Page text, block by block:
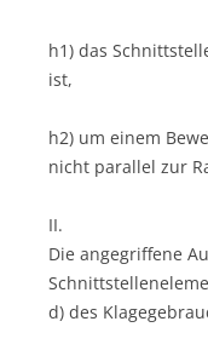
h1) das
ist,
h2) um einem
nicht parallel zur
II.
Die angegriffene
d) des